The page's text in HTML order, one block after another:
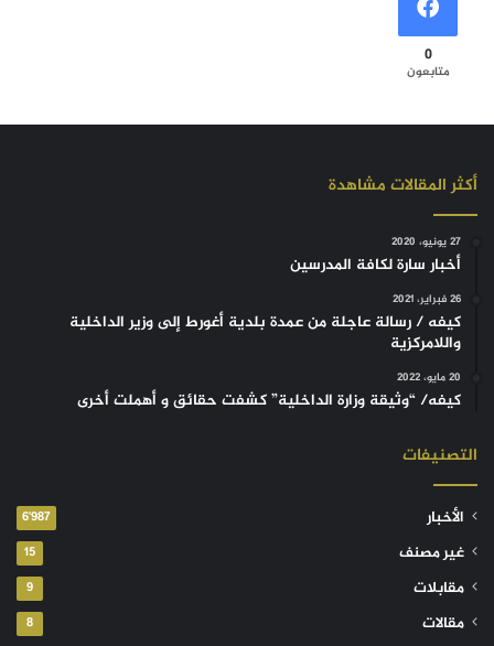
0
متابعون
أكثر المقالات مشاهدة
27 يونيو، 2020
أخبار سارة لكافة المدرسين
26 فبراير، 2021
كيفه / رسالة عاجلة من عمدة بلدية أغورط إلى وزير الداخلية
واللامركزية
20 مايو، 2022
كيفه/ “وثيقة وزارة الداخلية” كشفت حقائق و أهملت أخرى
التصنيفات
الأخبار 6٬987
غير مصنف 15
مقابلات 9
مقالات 8